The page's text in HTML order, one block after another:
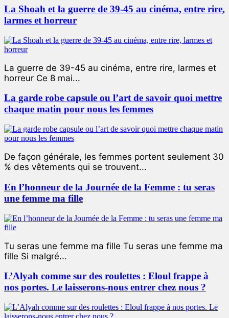
La Shoah et la guerre de 39-45 au cinéma, entre rire,
larmes et horreur
La guerre de 39-45 au cinéma, entre rire, larmes et
horreur Ce 8 mai...
La garde robe capsule ou l’art de savoir quoi mettre
chaque matin pour nous les femmes
De façon générale, les femmes portent seulement 30
% des vêtements qui se trouvent...
En l’honneur de la Journée de la Femme : tu seras
une femme ma fille
Tu seras une femme ma fille Tu seras une femme ma
fille Si malgré...
L’Alyah comme sur des roulettes : Eloul frappe à
nos portes. Le laisserons-nous entrer chez nous ?